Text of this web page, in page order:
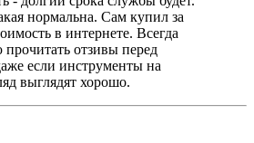
нормальна. Сам купил за
в интернете. Всегда
отзивы перед
если инструменты на
выглядят хорошо.